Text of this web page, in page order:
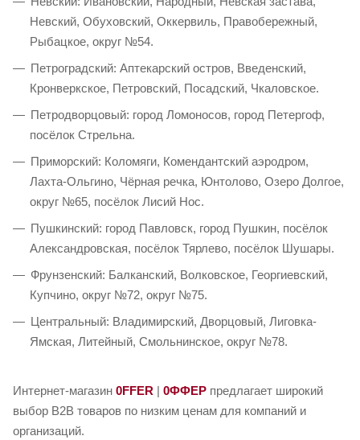
Невский, Обуховский, Оккервиль, Правобережный,
Рыбацкое, округ №54.
Петроградский: Аптекарский остров, Введенский,
Кронверкское, Петровский, Посадский, Чкаловское.
Петродворцовый: город Ломоносов, город Петергоф,
посёлок Стрельна.
Приморский: Коломяги, Комендантский аэродром,
Лахта-Ольгино, Чёрная речка, Юнтолово, Озеро Долгое,
округ №65, посёлок Лисий Нос.
Пушкинский: город Павловск, город Пушкин, посёлок
Александровская, посёлок Тярлево, посёлок Шушары.
Фрунзенский: Балканский, Волковское, Георгиевский,
Купчино, округ №72, округ №75.
Центральный: Владимирский, Дворцовый, Лиговка-
Ямская, Литейный, Смольнинское, округ №78.
Интернет-магазин 0FFER | 0ФФЕР предлагает широкий
выбор B2B товаров по низким ценам для компаний и
организаций.